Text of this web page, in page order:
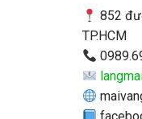
852
TP.HCM